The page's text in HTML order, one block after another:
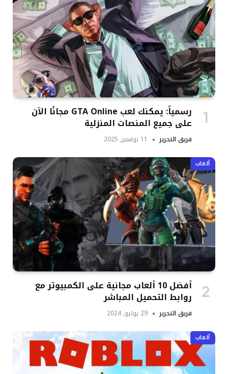
رسمياً: يمكنك لعب GTA Online مجانًا الآن
على جميع المنصات المنزلية
فريق التحرير 11 نوفمبر, 2025
ألعاب
أفضل 10 ألعاب مجانية على الكمبيوتر مع
روابط التحميل المباشر
فريق التحرير 29 يوليو, 2024
ألعاب